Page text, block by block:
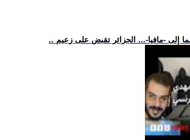
إلى -مافيا-... الجزائر تقبض على زعيم